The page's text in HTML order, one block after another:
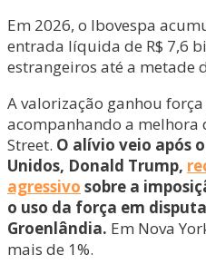
Em 2026, o Ibovespa
entrada líquida de R$ 7,6
estrangeiros até a metade
A valorização ganhou
acompanhando a melhora
Street. O alívio veio após
Unidos, Donald Trump,
agressivo sobre a
o uso da força em
Groenlândia. Em Nova
mais de 1%.